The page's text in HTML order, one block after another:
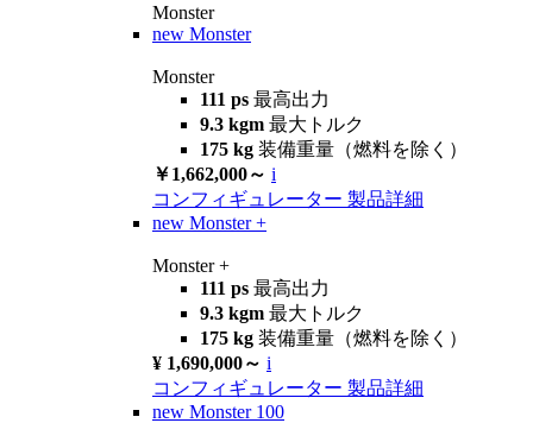
Monster
new Monster
Monster
111 ps 最高出力
9.3 kgm 最大トルク
175 kg 装備重量（燃料を除く）
￥1,662,000～ i
コンフィギュレーター 製品詳細
new Monster +
Monster +
111 ps 最高出力
9.3 kgm 最大トルク
175 kg 装備重量（燃料を除く）
¥ 1,690,000～ i
コンフィギュレーター 製品詳細
new Monster 100